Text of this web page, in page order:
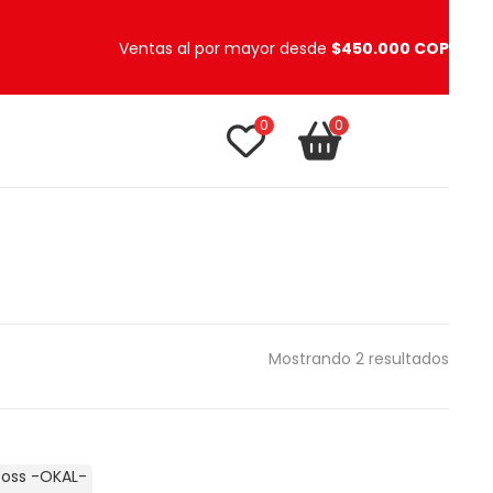
Ventas al por mayor desde $450.000 COP
0 0
Mostrando 2 resultados